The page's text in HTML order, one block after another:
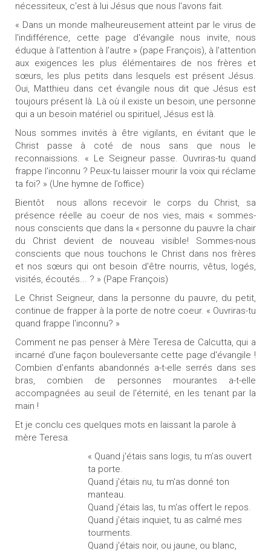
nécessiteux, c'est à lui Jésus que nous l'avons fait.
« Dans un monde malheureusement atteint par le virus de
l'indifférence, cette page d'évangile nous invite, nous
éduque à l'attention à l'autre » (pape François), à l'attention
aux exigences les plus élémentaires de nos frères et
sœurs, les plus petits dans lesquels est présent Jésus.
Oui, Matthieu dans cet évangile nous dit que Jésus est
toujours présent là. Là où il existe un besoin, une personne
qui a un besoin matériel ou spirituel, Jésus est là.
Nous sommes invités à être vigilants, en évitant que le
Christ passe à coté de nous sans que nous le
reconnaissions. « Le Seigneur passe. Ouvriras-tu quand
frappe l'inconnu ? Peux-tu laisser mourir la voix qui réclame
ta foi? » (Une hymne de l’office)
Bientôt nous allons recevoir le corps du Christ, sa
présence réelle au coeur de nos vies, mais « sommes-
nous conscients que dans la « personne du pauvre la chair
du Christ devient de nouveau visible! Sommes-nous
conscients que nous touchons le Christ dans nos frères
et nos sœurs qui ont besoin d'être nourris, vêtus, logés,
visités, écoutés... ? » (Pape François)
Le Christ Seigneur, dans la personne du pauvre, du petit,
continue de frapper à la porte de notre coeur. « Ouvriras-tu
quand frappe l'inconnu? »
Comment ne pas penser à Mère Teresa de Calcutta, qui a
incarné d'une façon bouleversante cette page d'évangile !
Combien d'enfants abandonnés a-t-elle serrés dans ses
bras, combien de personnes mourantes a-t-elle
accompagnées au seuil de l'éternité, en les tenant par la
main !
Et je conclu ces quelques mots en laissant la parole à
mère Teresa.
« Quand j'étais sans logis, tu m’as ouvert
ta porte.
Quand j'étais nu, tu m'as donné ton
manteau.
Quand j'étais las, tu m'as offert le repos.
Quand j'étais inquiet, tu as calmé mes
tourments.
Quand j'étais noir, ou jaune, ou blanc,